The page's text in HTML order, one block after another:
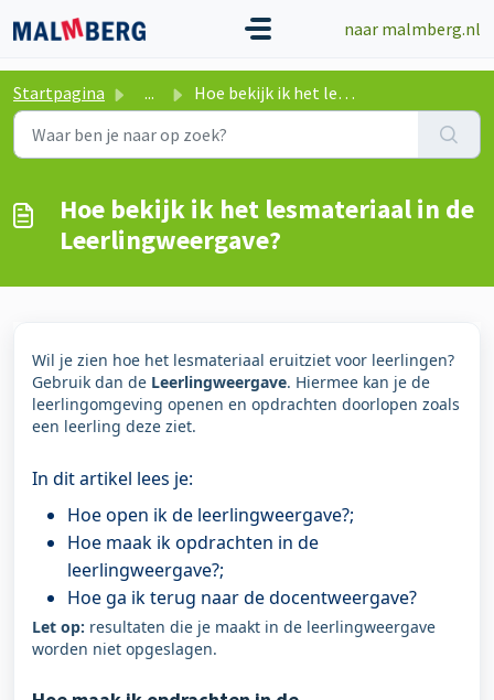
naar malmberg.nl
Startpagina ... Hoe bekijk ik het lesmateriaal in de Leerlingweergave?
Hoe bekijk ik het lesmateriaal in de
Leerlingweergave?
Wil je zien hoe het lesmateriaal eruitziet voor leerlingen?
Gebruik dan de Leerlingweergave. Hiermee kan je de
leerlingomgeving openen en opdrachten doorlopen zoals
een leerling deze ziet.
In dit artikel lees je:
Hoe open ik de leerlingweergave?;
Hoe maak ik opdrachten in de
leerlingweergave?;
Hoe ga ik terug naar de docentweergave?
Let op: resultaten die je maakt in de leerlingweergave
worden niet opgeslagen.